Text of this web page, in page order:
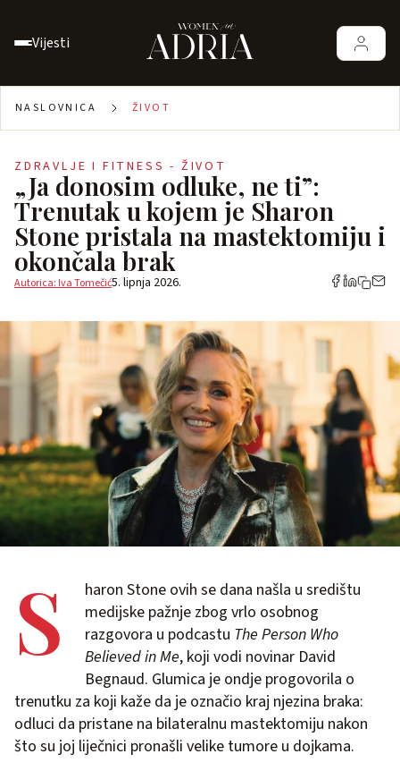
Vijesti
NASLOVNICA ŽIVOT
ZDRAVLJE I FITNESS - ŽIVOT
„Ja donosim odluke, ne ti”:
Trenutak u kojem je Sharon
Stone pristala na mastektomiju i
okončala brak
Autorica: Iva Tomečić5. lipnja 2026.
S
haron Stone ovih se dana našla u središtu
medijske pažnje zbog vrlo osobnog
razgovora u podcastu The Person Who
Believed in Me, koji vodi novinar David
Begnaud. Glumica je ondje progovorila o
trenutku za koji kaže da je označio kraj njezina braka:
odluci da pristane na bilateralnu mastektomiju nakon
što su joj liječnici pronašli velike tumore u dojkama.